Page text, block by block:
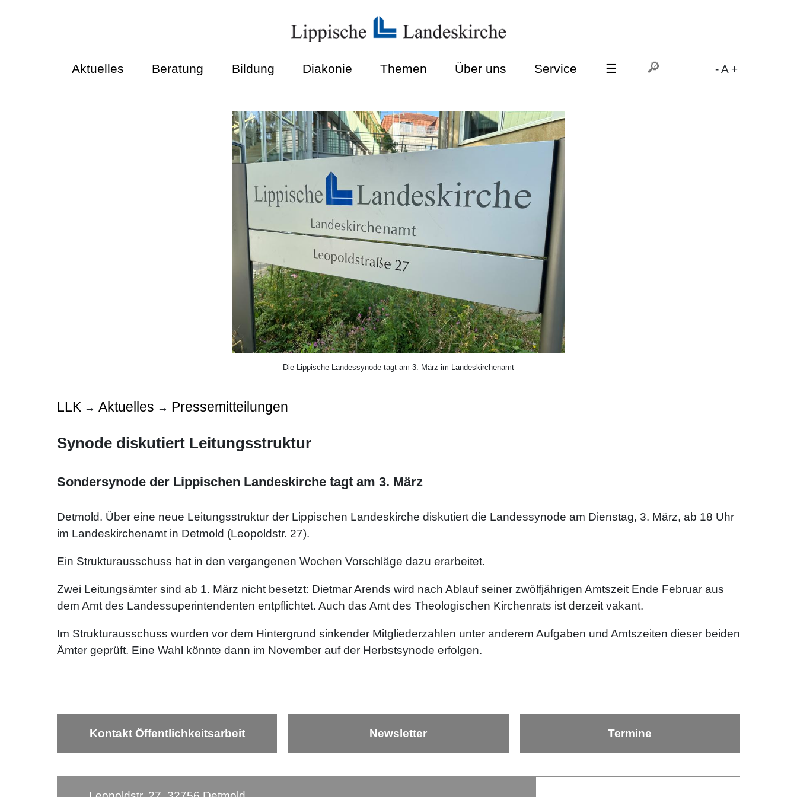
Aktuelles Beratung Bildung Diakonie Themen Über uns Service ☰ -A +
Die Lippische Landessynode tagt am 3. März im Landeskirchenamt
LLK→ Aktuelles → Pressemitteilungen
Synode diskutiert Leitungsstruktur
Sondersynode der Lippischen Landeskirche tagt am 3. März
Detmold. Über eine neue Leitungsstruktur der Lippischen Landeskirche diskutiert die Landessynode am Dienstag, 3. März, ab 18 Uhr
im Landeskirchenamt in Detmold (Leopoldstr. 27).
Ein Strukturausschuss hat in den vergangenen Wochen Vorschläge dazu erarbeitet.
Zwei Leitungsämter sind ab 1. März nicht besetzt: Dietmar Arends wird nach Ablauf seiner zwölfjährigen Amtszeit Ende Februar aus
dem Amt des Landessuperintendenten entpflichtet. Auch das Amt des Theologischen Kirchenrats ist derzeit vakant.
Im Strukturausschuss wurden vor dem Hintergrund sinkender Mitgliederzahlen unter anderem Aufgaben und Amtszeiten dieser beiden
Ämter geprüft. Eine Wahl könnte dann im November auf der Herbstsynode erfolgen.
Kontakt Öffentlichkeitsarbeit Newsletter Termine